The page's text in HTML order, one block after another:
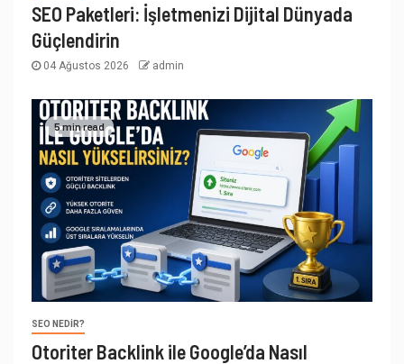
SEO Paketleri: İşletmenizi Dijital Dünyada
Güçlendirin
04 Ağustos 2026 admin
5 min read
SEO NEDIR?
Otoriter Backlink ile Google’da Nasıl